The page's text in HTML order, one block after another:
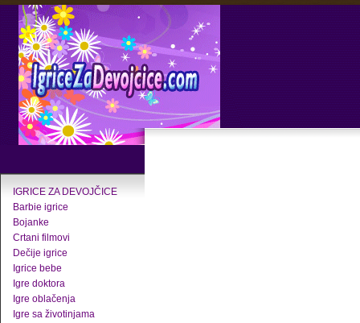
IGRICE ZA DEVOJČICE
Barbie igrice
Bojanke
Crtani filmovi
Dečije igrice
Igrice bebe
Igre doktora
Igre oblačenja
Igre sa životinjama